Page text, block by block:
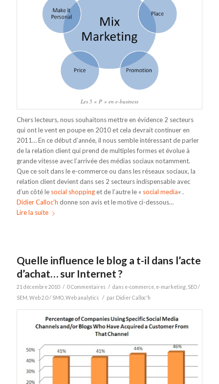
Les 5 « P » en e-business
Chers lecteurs, nous souhaitons mettre en évidence 2 secteurs
qui ont le vent en poupe en 2010 et cela devrait continuer en
2011… En ce début d’année, il nous semble intéressant de parler
de la relation client qui prend de multiples formes et évolue à
grande vitesse avec l’arrivée des médias sociaux notamment.
Que ce soit dans le e-commerce ou dans les réseaux sociaux, la
relation client devient dans ses 2 secteurs indispensable avec
d’un côté le social shoppinget de l’autre le « social media« .
Didier Calloc’h donne son avis et le motive ci-dessous…
Lire la suite
Quelle influence le blog a t-il dans l’acte
d’achat… sur Internet ?
21 décembre 2010 / 0 Commentaires / dans e-commerce, e-marketing, SEO /
SEM Web 2.0 / SMO, Web analytics / par Didier Calloc'h